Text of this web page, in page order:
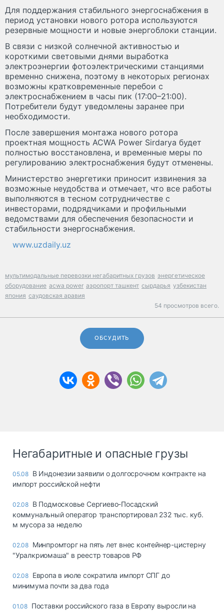
Для поддержания стабильного энергоснабжения в
период установки нового ротора используются
резервные мощности и новые энергоблоки станции.
В связи с низкой солнечной активностью и
короткими световыми днями выработка
электроэнергии фотоэлектрическими станциями
временно снижена, поэтому в некоторых регионах
возможны кратковременные перебои с
электроснабжением в часы пик (17:00–21:00).
Потребители будут уведомлены заранее при
необходимости.
После завершения монтажа нового ротора
проектная мощность ACWA Power Sirdarya будет
полностью восстановлена, и временные меры по
регулированию электроснабжения будут отменены.
Министерство энергетики приносит извинения за
возможные неудобства и отмечает, что все работы
выполняются в тесном сотрудничестве с
инвесторами, подрядчиками и профильными
ведомствами для обеспечения безопасности и
стабильности энергоснабжения.
www.uzdaily.uz
мультимодальные перевозки негабаритных грузов энергетическое
оборудование acwa power аэропорт ташкент сырдарья узбекистан
япония саудовская аравия
54 просмотров всего.
ОБСУДИТЬ
Негабаритные и опасные грузы
05.08 В Индонезии заявили о долгосрочном контракте на
импорт российской нефти
02.08 В Подмосковье Сергиево-Посадский
коммунальный оператор транспортировал 232 тыс. куб.
м мусора за неделю
02.08 Минпромторг на пять лет внес контейнер-цистерну
"Уралкриомаша" в реестр товаров РФ
02.08 Европа в июле сократила импорт СПГ до
минимума почти за два года
01.08 Поставки российского газа в Европу выросли на